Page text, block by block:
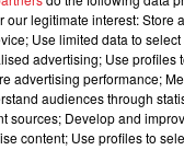
our legitimate interest: Store
Use limited data to
advertising; Use profiles
advertising performance;
audiences through
sources; Develop and
content; Use profiles to